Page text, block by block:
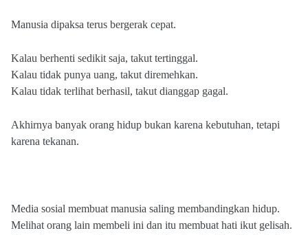
Manusia dipaksa terus bergerak cepat.
Kalau berhenti sedikit saja, takut tertinggal.
Kalau tidak punya uang, takut diremehkan.
Kalau tidak terlihat berhasil, takut dianggap gagal.
Akhirnya banyak orang hidup bukan karena kebutuhan, tetapi
karena tekanan.
Media sosial membuat manusia saling membandingkan hidup.
Melihat orang lain membeli ini dan itu membuat hati ikut gelisah.